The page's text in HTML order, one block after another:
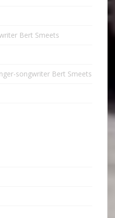
Bert Smeets
songwriter Bert Smeets